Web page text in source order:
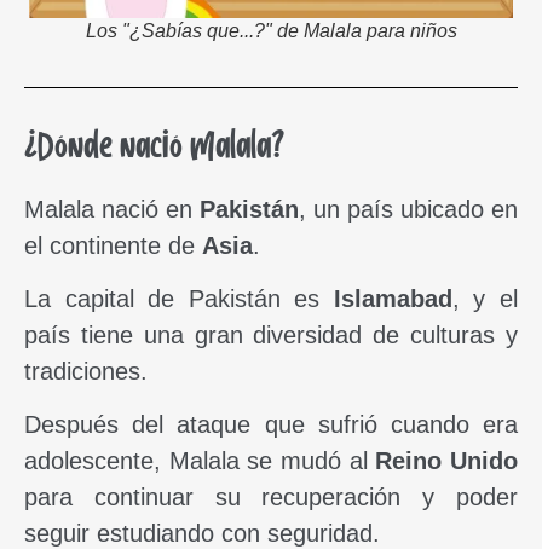
Los "¿Sabías que...?" de Malala para niños
¿Dónde nació Malala?
Malala nació en Pakistán, un país ubicado en
el continente de Asia.
La capital de Pakistán es Islamabad , y el
país tiene una gran diversidad de culturas y
tradiciones.
Después del ataque que sufrió cuando era
adolescente, Malala se mudó al Reino Unido
para continuar su recuperación y poder
seguir estudiando con seguridad.